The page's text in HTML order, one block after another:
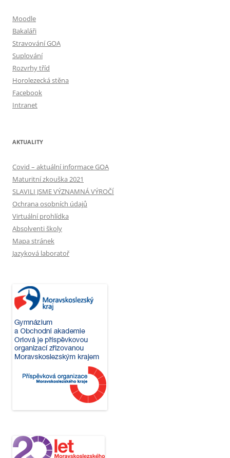
Moodle
Bakaláři
Stravování GOA
Suplování
Rozvrhy tříd
Horolezecká stěna
Facebook
Intranet
AKTUALITY
Covid – aktuální informace GOA
Maturitní zkouška 2021
SLAVILI JSME VÝZNAMNÁ VÝROČÍ
Ochrana osobních údajů
Virtuální prohlídka
Absolventi školy
Mapa stránek
Jazyková laboratoř